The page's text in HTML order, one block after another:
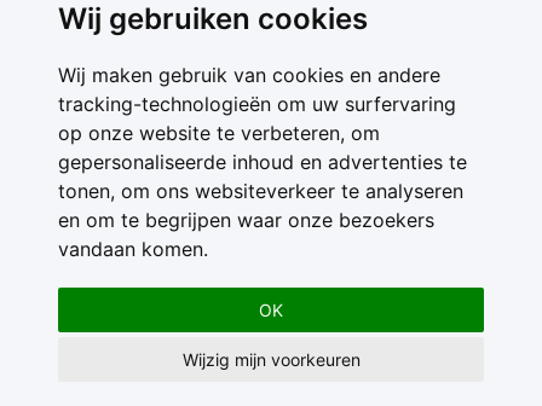
Wij gebruiken cookies
Wij maken gebruik van cookies en andere
tracking-technologieën om uw surfervaring
op onze website te verbeteren, om
gepersonaliseerde inhoud en advertenties te
tonen, om ons websiteverkeer te analyseren
en om te begrijpen waar onze bezoekers
vandaan komen.
OK
Wijzig mijn voorkeuren
Contact
Feedback
Nieuwsbrief
Adverteren
Gebruikersvoorwaarden
Privacy Statement